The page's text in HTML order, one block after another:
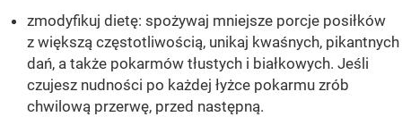
zmodyfikuj dietę: spożywaj mniejsze porcje posiłków
z większą częstotliwością, unikaj kwaśnych, pikantnych
dań, a także pokarmów tłustych i białkowych. Jeśli
czujesz nudności po każdej łyżce pokarmu zrób
chwilową przerwę, przed następną.